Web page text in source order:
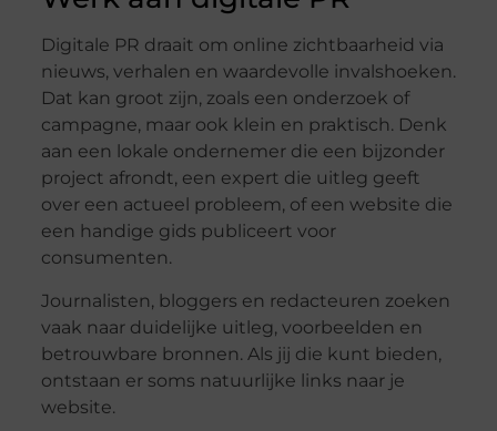
Digitale PR draait om online zichtbaarheid via
nieuws, verhalen en waardevolle invalshoeken.
Dat kan groot zijn, zoals een onderzoek of
campagne, maar ook klein en praktisch. Denk
aan een lokale ondernemer die een bijzonder
project afrondt, een expert die uitleg geeft
over een actueel probleem, of een website die
een handige gids publiceert voor
consumenten.
Journalisten, bloggers en redacteuren zoeken
vaak naar duidelijke uitleg, voorbeelden en
betrouwbare bronnen. Als jij die kunt bieden,
ontstaan er soms natuurlijke links naar je
website.